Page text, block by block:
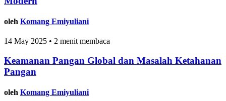
oleh Komang Emiyuliani
14 May 2025 • 2 menit membaca
Keamanan Pangan Global dan Masalah Ketahanan
Pangan
oleh Komang Emiyuliani